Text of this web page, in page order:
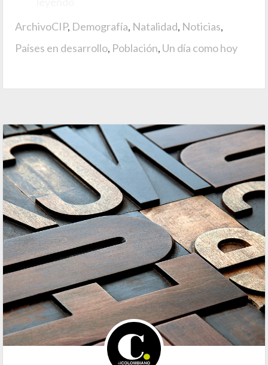
ArchivoCIP, Demografía, Natalidad, Noticias,
Países en desarrollo, Población, Un día como hoy